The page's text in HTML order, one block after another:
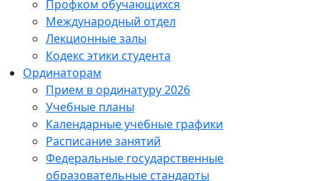
Профком обучающихся
Международный отдел
Лекционные залы
Кодекс этики студента
Ординаторам
Прием в ординатуру 2026
Учебные планы
Календарные учебные графики
Расписание занятий
Федеральные государственные
образовательные стандарты